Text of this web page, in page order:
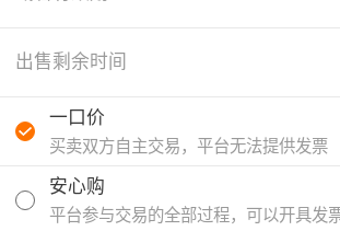
出售剩余时间
一口价
买卖双方自主交易，平台无法提供发票
安心购
平台参与交易的全部过程，可以开具发